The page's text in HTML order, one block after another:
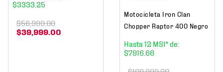
$3333 25
$39,999.00
$56,999.00
Motocicleta Iron Clan
Chopper Raptor 400 Negro
12
$7916 66